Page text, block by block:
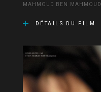
MAHMOUD BEN MAHMOUD
DÉTAILS DU FILM